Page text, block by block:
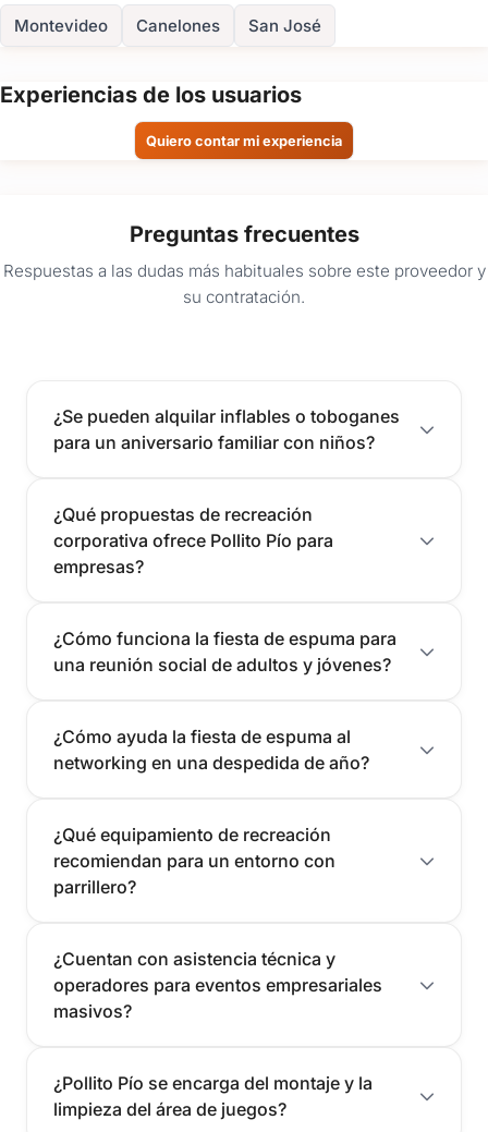
Montevideo Canelones San José
Experiencias de los usuarios
Quiero contar mi experiencia
Preguntas frecuentes
Respuestas a las dudas más habituales sobre este proveedor y
su contratación.
¿Se pueden alquilar inflables o toboganes
para un aniversario familiar con niños?
¿Qué propuestas de recreación
corporativa ofrece Pollito Pío para
empresas?
¿Cómo funciona la fiesta de espuma para
una reunión social de adultos y jóvenes?
¿Cómo ayuda la fiesta de espuma al
networking en una despedida de año?
¿Qué equipamiento de recreación
recomiendan para un entorno con
parrillero?
¿Cuentan con asistencia técnica y
operadores para eventos empresariales
masivos?
¿Pollito Pío se encarga del montaje y la
limpieza del área de juegos?